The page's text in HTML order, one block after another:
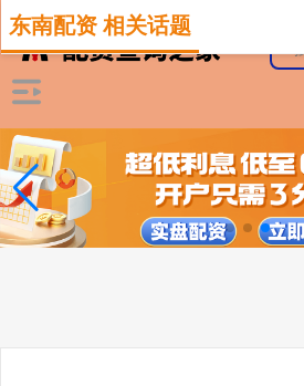
东南配资 相关话题